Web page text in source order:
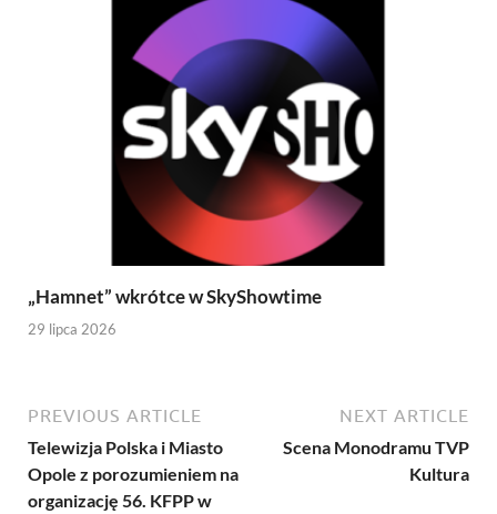
„Hamnet” wkrótce w SkyShowtime
29 lipca 2026
PREVIOUS ARTICLE
Telewizja Polska i Miasto
Opole z porozumieniem na
organizację 56. KFPP w
NEXT ARTICLE
Scena Monodramu TVP
Kultura